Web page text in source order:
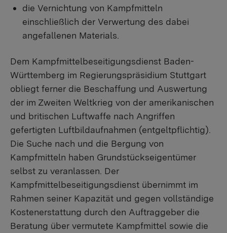
die Vernichtung von Kampfmitteln
einschließlich der Verwertung des dabei
angefallenen Materials.
Dem Kampfmittelbeseitigungsdienst Baden-
Württemberg im Regierungspräsidium Stuttgart
obliegt ferner die Beschaffung und Auswertung
der im Zweiten Weltkrieg von der amerikanischen
und britischen Luftwaffe nach Angriffen
gefertigten Luftbildaufnahmen (entgeltpflichtig).
Die Suche nach und die Bergung von
Kampfmitteln haben Grundstückseigentümer
selbst zu veranlassen. Der
Kampfmittelbeseitigungsdienst übernimmt im
Rahmen seiner Kapazität und gegen vollständige
Kostenerstattung durch den Auftraggeber die
Beratung über vermutete Kampfmittel sowie die